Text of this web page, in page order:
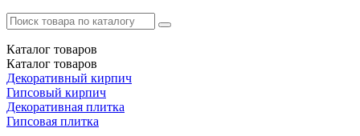
Каталог товаров
Каталог товаров
Декоративный кирпич
Гипсовый кирпич
Декоративная плитка
Гипсовая плитка